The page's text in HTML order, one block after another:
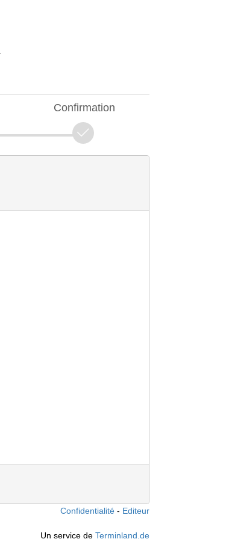
Confirmation
Confidentialité Editeur
Un service de Terminland.de